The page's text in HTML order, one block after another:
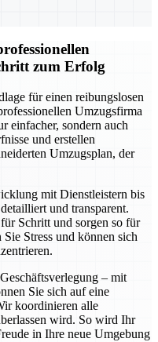
zum Erfolg
für einen reibungslosen
Umzugsfirma
einfacher, sondern auch
und erstellen
Umzugsplan, der
mit Dienstleistern bis
und transparent.
Schritt und sorgen so für
Stress und können sich
– mit
Sie sich auf eine
koordinieren alle
wird. So wird Ihr
in Ihre neue Umgebung